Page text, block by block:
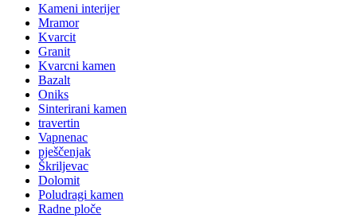
Kameni interijer
Mramor
Kvarcit
Granit
Kvarcni kamen
Bazalt
Oniks
Sinterirani kamen
travertin
Vapnenac
pješčenjak
Škriljevac
Dolomit
Poludragi kamen
Radne ploče